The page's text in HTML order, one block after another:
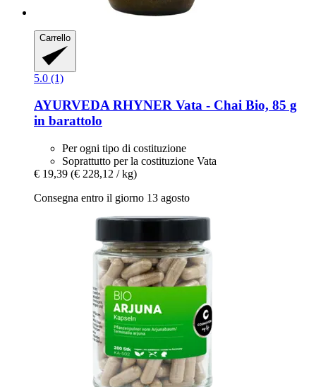
Carrello
5.0 (1)
AYURVEDA RHYNER Vata -​ Chai Bio, 85 g
in barattolo
Per ogni tipo di costituzione
Soprattutto per la costituzione Vata
€ 19,39 (€ 228,12 / kg)
Consegna entro il giorno 13 agosto